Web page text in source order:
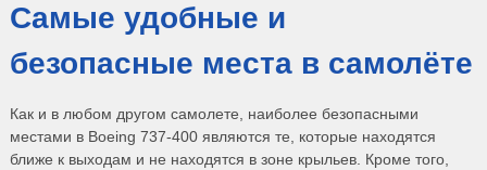
Самые удобные и
безопасные места в самолёте
Как и в любом другом самолете, наиболее безопасными
местами в Boeing 737-400 являются те, которые находятся
ближе к выходам и не находятся в зоне крыльев. Кроме того,